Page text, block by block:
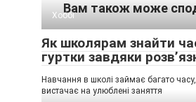
Вам також може
Хоббі
Як школярам знайти
гуртки завдяки
Навчання в школі займає багато часу,
вистачає на улюблені заняття